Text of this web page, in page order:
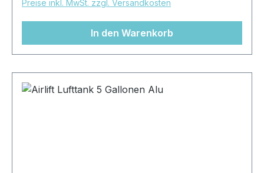
17 cm H28": ca. 71 cm L x 15 cm D x 17 cm H
Preise inkl. MwSt. zzgl. Versandkosten
In den Warenkorb